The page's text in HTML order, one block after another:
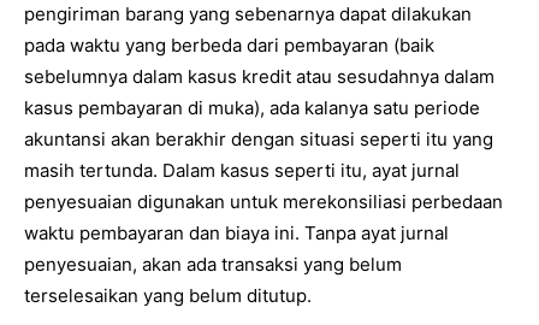
pengiriman barang yang sebenarnya dapat dilakukan
pada waktu yang berbeda dari pembayaran (baik
sebelumnya dalam kasus kredit atau sesudahnya dalam
kasus pembayaran di muka), ada kalanya satu periode
akuntansi akan berakhir dengan situasi seperti itu yang
masih tertunda. Dalam kasus seperti itu, ayat jurnal
penyesuaian digunakan untuk merekonsiliasi perbedaan
waktu pembayaran dan biaya ini. Tanpa ayat jurnal
penyesuaian, akan ada transaksi yang belum
terselesaikan yang belum ditutup.